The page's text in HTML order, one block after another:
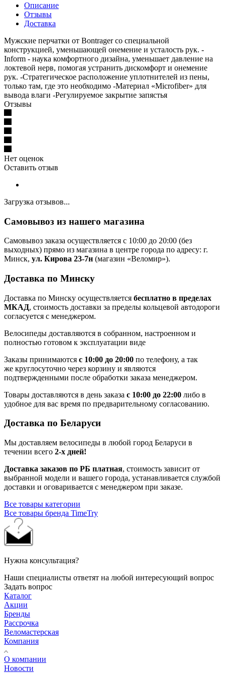
Описание
Отзывы
Доставка
Мужские перчатки от Bontrager со специальной
конструкцией, уменьшающей онемение и усталость рук. -
Inform - наука комфортного дизайна, уменьшает давление на
локтевой нерв, помогая устранить дискомфорт и онемение
рук. -Стратегическое расположение уплотнителей из пены,
только там, где это необходимо -Материал «Microfiber» для
вывода влаги -Регулируемое закрытие запястья
Отзывы
Нет оценок
Оставить отзыв
Загрузка отзывов...
Самовывоз из нашего магазина
Самовывоз заказа осуществляется с 10:00 до 20:00 (без
выходных) прямо из магазина в центре города по адресу: г.
Минск, ул. Кирова 23-7н (магазин «Веломир»).
Доставка по Минску
Доставка по Минску осуществляется бесплатно в пределах
МКАД, стоимость доставки за пределы кольцевой автодороги
согласуется с менеджером.
Велосипеды доставляются в собранном, настроенном и
полностью готовом к эксплуатации виде
Заказы принимаются с 10:00 до 20:00 по телефону, а так
же круглосуточно через корзину и являются
подтвержденными после обработки заказа менеджером.
Товары доставляются в день заказа с 10:00 до 22:00 либо в
удобное для вас время по предварительному согласованию.
Доставка по Беларуси
Мы доставляем велосипеды в любой город Беларуси в
течении всего 2-х дней!
Доставка заказов по РБ платная, стоимость зависит от
выбранной модели и вашего города, устанавливается службой
доставки и оговаривается с менеджером при заказе.
Все товары категории
Все товары бренда TimeTry
Нужна консультация?
Наши специалисты ответят на любой интересующий вопрос
Задать вопрос
Каталог
Акции
Бренды
Рассрочка
Веломастерская
Компания
О компании
Новости